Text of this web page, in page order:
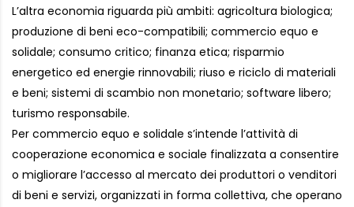
L’altra economia riguarda più ambiti: agricoltura biologica;
produzione di beni eco-compatibili; commercio equo e
solidale; consumo critico; finanza etica; risparmio
energetico ed energie rinnovabili; riuso e riciclo di materiali
e beni; sistemi di scambio non monetario; software libero;
turismo responsabile.
Per commercio equo e solidale s’intende l’attività di
cooperazione economica e sociale finalizzata a consentire
o migliorare l’accesso al mercato dei produttori o venditori
di beni e servizi, organizzati in forma collettiva, che operano